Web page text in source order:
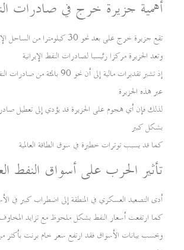
أهمية جزيرة خرج في صادرات
تقع جزيرة خرج على بعد نحو 30 كيلومترا من الساحل الإيراني في الخليج
وتعد الجزيرة مركزا رئيسيا لصادرات النفط الإيرانية
إذ تشير تقديرات مالية إلى أن نحو 90
عبر هذه الجزيرة
لذلك فإن أي هجوم على الجزيرة قد يؤدي إلى تعطيل
بشكل كبير
كما قد يسبب توترات خطيرة في سوق الطاقة العالمية
تأثير الحرب على أسواق النفط
أدى التصعيد العسكري في المنطقة إلى اضطراب كبير في
كما ارتفعت أسعار النفط بشكل ملحوظ مع تزايد